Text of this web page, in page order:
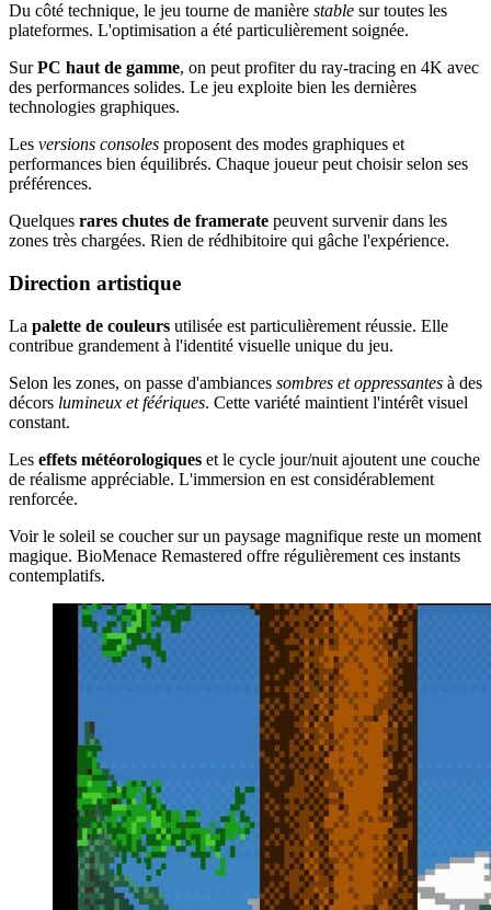
Du côté technique, le jeu tourne de manière stable sur toutes les
plateformes. L'optimisation a été particulièrement soignée.
SurPC haut de gamme, on peut profiter du ray-tracing en 4K avec
des performances solides. Le jeu exploite bien les dernières
technologies graphiques.
Les versions consoles proposent des modes graphiques et
performances bien équilibrés. Chaque joueur peut choisir selon ses
préférences.
Quelques rares chutes de framerate peuvent survenir dans les
zones très chargées. Rien de rédhibitoire qui gâche l'expérience.
Direction artistique
La palette de couleurs utilisée est particulièrement réussie. Elle
contribue grandement à l'identité visuelle unique du jeu.
Selon les zones, on passe d'ambiances sombres et oppressantes à des
décors lumineux et féériques. Cette variété maintient l'intérêt visuel
constant.
Les effets météorologiques et le cycle jour/nuit ajoutent une couche
de réalisme appréciable. L'immersion en est considérablement
renforcée.
Voir le soleil se coucher sur un paysage magnifique reste un moment
magique. BioMenace Remastered offre régulièrement ces instants
contemplatifs.